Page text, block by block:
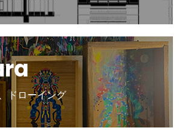
ドローイング